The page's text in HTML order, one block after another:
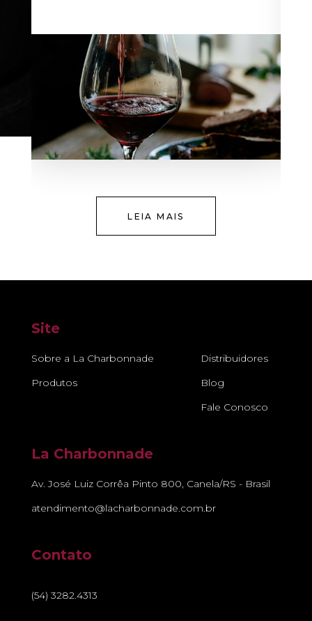
LEIA MAIS
Site
Sobre a La Charbonnade
Produtos
Distribuidores
Blog
Fale Conosco
La Charbonnade
Av. José Luiz Corrêa Pinto 800, Canela/RS - Brasil
atendimento@lacharbonnade.com.br
Contato
(54) 3282.4313